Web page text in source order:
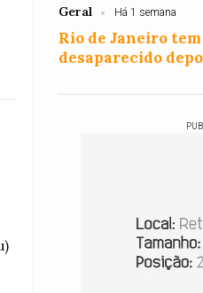
Geral Há 1 semana
Rio de Janeiro
desaparecido